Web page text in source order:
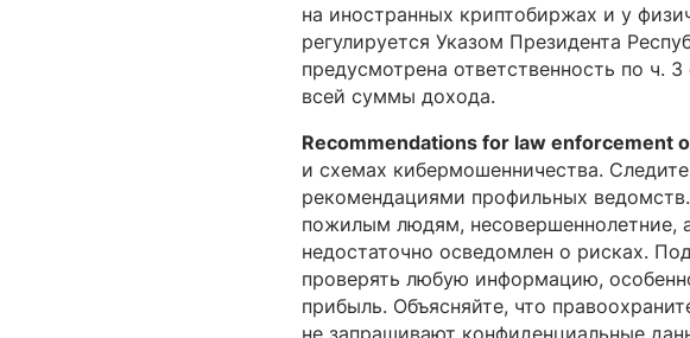
на иностранных криптобиржах и у
регулируется Указом Президента
предусмотрена ответственность по ч.
всей суммы дохода.
Recommendations for law enforcement
и схемах кибермошенничества.
рекомендациями профильных
пожилым людям, несовершеннолетние,
недостаточно осведомлен о рисках.
проверять любую информацию,
прибыль. Объясняйте, что
не запрашивают конфиденциальные